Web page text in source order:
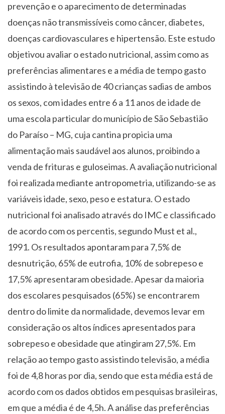
prevenção e o aparecimento de determinadas
doenças não transmissíveis como câncer, diabetes,
doenças cardiovasculares e hipertensão. Este estudo
objetivou avaliar o estado nutricional, assim como as
preferências alimentares e a média de tempo gasto
assistindo à televisão de 40 crianças sadias de ambos
os sexos, com idades entre 6 a 11 anos de idade de
uma escola particular do município de São Sebastião
do Paraíso – MG, cuja cantina propicia uma
alimentação mais saudável aos alunos, proibindo a
venda de frituras e guloseimas. A avaliação nutricional
foi realizada mediante antropometria, utilizando-se as
variáveis idade, sexo, peso e estatura. O estado
nutricional foi analisado através do IMC e classificado
de acordo com os percentis, segundo Must et al.,
1991. Os resultados apontaram para 7,5% de
desnutrição, 65% de eutrofia, 10% de sobrepeso e
17,5% apresentaram obesidade. Apesar da maioria
dos escolares pesquisados (65%) se encontrarem
dentro do limite da normalidade, devemos levar em
consideração os altos índices apresentados para
sobrepeso e obesidade que atingiram 27,5%. Em
relação ao tempo gasto assistindo televisão, a média
foi de 4,8 horas por dia, sendo que esta média está de
acordo com os dados obtidos em pesquisas brasileiras,
em que a média é de 4,5h. A análise das preferências